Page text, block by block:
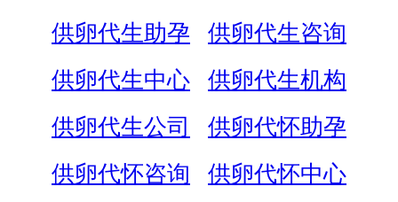
供卵代生助孕
供卵代生咨询
供卵代生中心
供卵代生机构
供卵代生公司
供卵代怀助孕
供卵代怀咨询
供卵代怀中心